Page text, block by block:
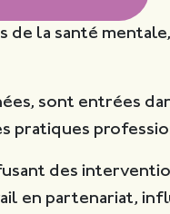
de la santé
sont entrées
pratiques
des
en partenariat,